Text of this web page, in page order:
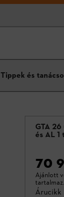
Tippek és
GTA
és AL
70
Ajánlott
tartalmaz.
Árucikk